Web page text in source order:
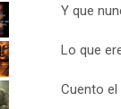
Y que
Lo que
Cuento